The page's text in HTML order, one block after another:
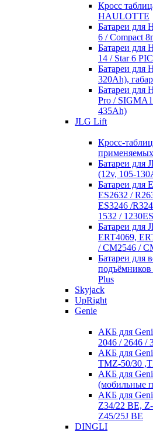
Кросc
HAULOTTE
Батареи для
6 / Compact
Батареи для
14 / Star 6
Батареи для
320Ah),
Батареи для
Pro /
435Ah)
JLG Lift
Кросc-
Батареи для
(12v, 105-
Батареи для
ES2632 /
ES3246 /
1532 /
Батареи для
ERT4069,
/ CM2546 /
Батареи для
Plus
Skyjack
UpRight
Genie
АКБ для
2046 / 2646 /
АКБ для
TMZ-50/30
АКБ для
(мобильные
АКБ для
Z34/22 BE,
Z45/25J BE
DINGLI